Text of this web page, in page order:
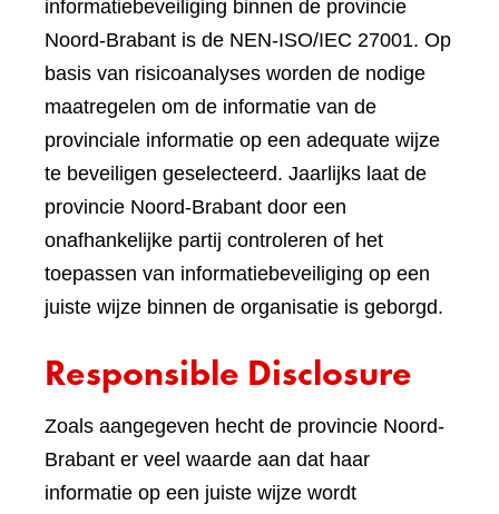
informatiebeveiliging binnen de provincie
Noord-Brabant is de NEN-ISO/IEC 27001. Op
basis van risicoanalyses worden de nodige
maatregelen om de informatie van de
provinciale informatie op een adequate wijze
te beveiligen geselecteerd. Jaarlijks laat de
provincie Noord-Brabant door een
onafhankelijke partij controleren of het
toepassen van informatiebeveiliging op een
juiste wijze binnen de organisatie is geborgd.
Responsible Disclosure
Zoals aangegeven hecht de provincie Noord-
Brabant er veel waarde aan dat haar
informatie op een juiste wijze wordt